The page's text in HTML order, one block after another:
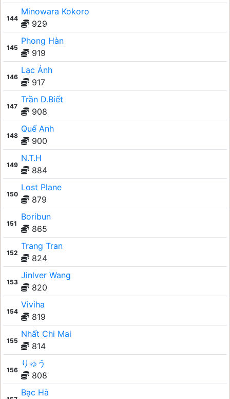
144
Minowara Kokoro
929
145
Phong Hàn
919
146
Lạc Ảnh
917
147
Trần D.Biết
908
148
Quế Anh
900
149
N.T.H
884
150
Lost Plane
879
151
Boribun
865
152
Trang Tran
824
153
Jinlver Wang
820
154
Viviha
819
155
Nhất Chi Mai
814
156
りゅう
808
Bạc Hà